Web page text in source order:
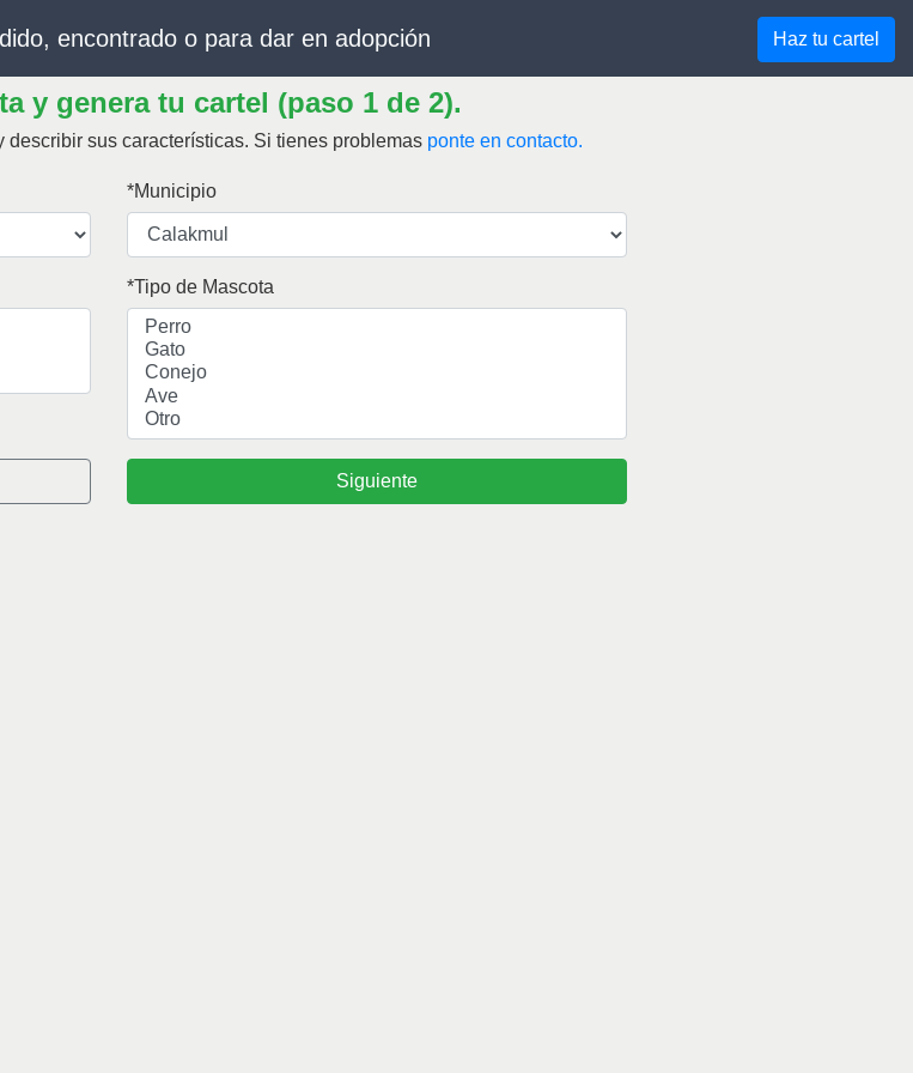
encontrado o para dar en adopción Haz tu cartel
y genera tu cartel (paso 1 de 2).
describir sus características. Si tienes problemas ponte en contacto.
Municipio
Tipo de Mascota
Siguiente